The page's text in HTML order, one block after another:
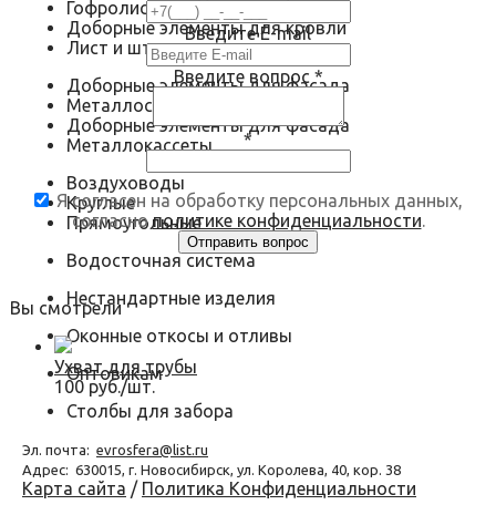
Введите E-mail
Введите вопрос *
*
Я согласен на обработку персональных данных,
согласнополитике конфиденциальности.
Вы смотрели
Ухват для трубы
100 руб./шт.
Гофролист
Доборные элементы для кровли
Лист и штрипс
Доборные элементы для фасада
Металлосайдинг
Доборные элементы для фасада
Металлокассеты
Воздуховоды
Круглые
Прямоугольные
Водосточная система
Нестандартные изделия
Оконные откосы и отливы
Оптовикам
Столбы для забора
Эл. почта: evrosfera@list.ru
Адрес: 630015, г. Новосибирск, ул. Королева, 40, кор. 38
Карта сайта / Политика Конфиденциальности